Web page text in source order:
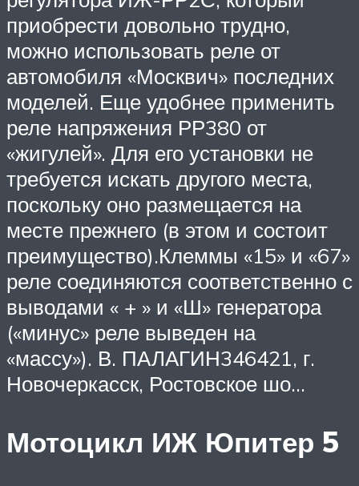
приобрести довольно трудно,
можно использовать реле от
автомобиля «Москвич» последних
моделей. Еще удобнее применить
реле напряжения РР380 от
«жигулей». Для его установки не
требуется искать другого места,
поскольку оно размещается на
месте прежнего (в этом и состоит
преимущество).Клеммы «15» и «67»
реле соединяются соответственно с
выводами « + » и «Ш» генератора
(«минус» реле выведен на
«массу»). В. ПАЛАГИН346421, г.
Новочеркасск, Ростовское шо…
Мотоцикл ИЖ Юпитер 5